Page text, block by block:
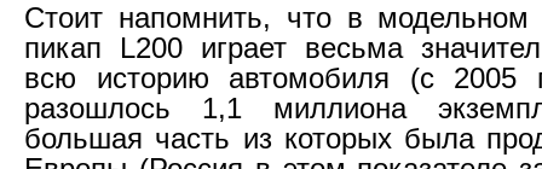
Стоит напомнить, что в модельном
пикап L200 играет весьма
всю историю автомобиля (с 2005
разошлось 1,1 миллиона
большая часть из которых была